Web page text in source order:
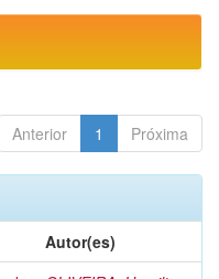
Anterior 1 Próxima
Autor(es)